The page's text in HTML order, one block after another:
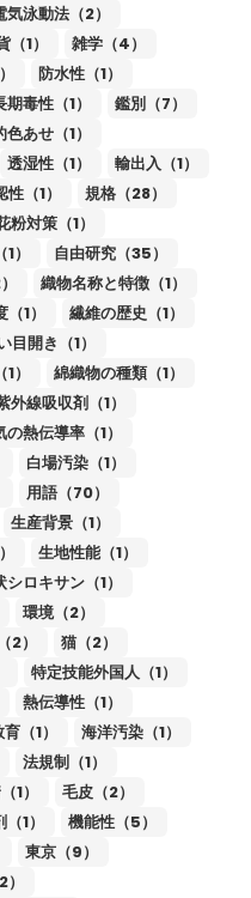
気泳動法（2）
（1）
雑学（4）
防水性（1）
期毒性（1）
鑑別（7）
あせ（1）
透湿性（1）
輸出入（1）
（1）
規格（28）
粉対策（1）
）
自由研究（35）
織物名称と特徴（1）
1）
繊維の歴史（1）
目開き（1）
）
綿織物の種類（1）
外線吸収剤（1）
の熱伝導率（1）
白場汚染（1）
用語（70）
生産背景（1）
生地性能（1）
シロキサン（1）
環境（2）
2）
猫（2）
特定技能外国人（1）
熱伝導性（1）
（1）
海洋汚染（1）
法規制（1）
1）
毛皮（2）
1）
機能性（5）
東京（9）